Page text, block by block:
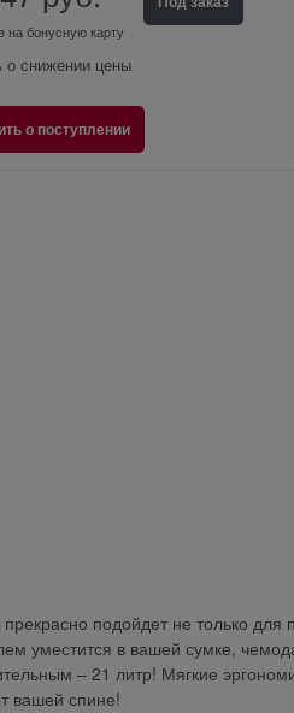
на бонусную карту
о снижении цены
о поступлении
подойдет не только для
уместится в вашей сумке,
– 21 литр! Мягкие
вашей спине!